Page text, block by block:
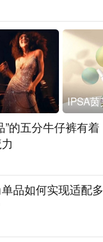
”的五分牛仔裤有着
品如何实现适配多